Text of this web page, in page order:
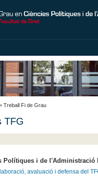
Treball Fi de Grau
TFG
Polítiques i de l'Administració
avaluació i defensa del